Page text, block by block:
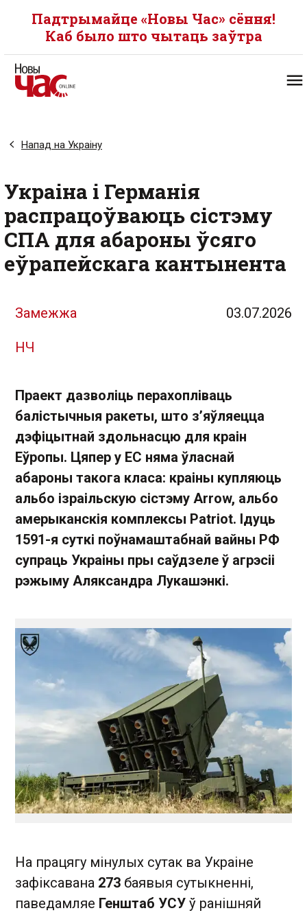
Падтрымайце «Новы Час» сёння!
Каб было што чытаць заўтра
Напад на Украіну
Украіна і Германія
распрацоўваюць сістэму
СПА для абароны ўсяго
еўрапейскага кантынента
Замежжа 03.07.2026
НЧ
Праект дазволіць перахопліваць
балістычныя ракеты, што з’яўляецца
дэфіцытнай здольнасцю для краін
Еўропы. Цяпер у ЕС няма ўласнай
абароны такога класа: краіны купляюць
альбо ізраільскую сістэму Arrow, альбо
амерыканскія комплексы Patriot. Ідуць
1591-я суткі поўнамаштабнай вайны РФ
супраць Украіны пры саўдзеле ў агрэсіі
рэжыму Аляксандра Лукашэнкі.
На працягу мінулых сутак ва Украіне
зафіксавана 273 баявыя сутыкненні,
паведамляе Генштаб УСУ ў ранішняй